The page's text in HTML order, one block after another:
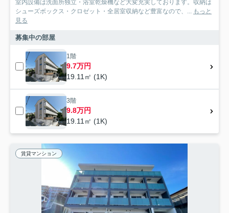
室内設備は洗面所独立・浴室乾燥機など大変充実しております。収納は
シューズボックス・クロゼット・全居室収納など豊富なので、...
もっと
見る
募集中の部屋
1階
9.7万円
19.11㎡ (1K)
3階
9.8万円
19.11㎡ (1K)
賃貸マンション